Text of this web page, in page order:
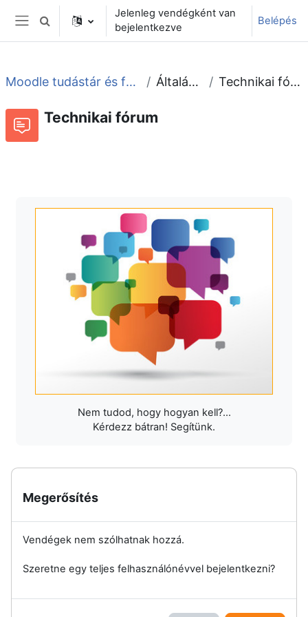
Tovább a fő tartalomhoz
Oldalpanel
Keresési bemeneti adatok váltása
Jelenleg vendégként van
bejelentkezve
Belépés
Moodle tudástár és fórum Általános Technikai fórum
Technikai fórum
Nem tudod, hogy hogyan kell?...
Kérdezz bátran! Segítünk.
Megerősítés
Vendégek nem szólhatnak hozzá.
Szeretne egy teljes felhasználónévvel bejelentkezni?